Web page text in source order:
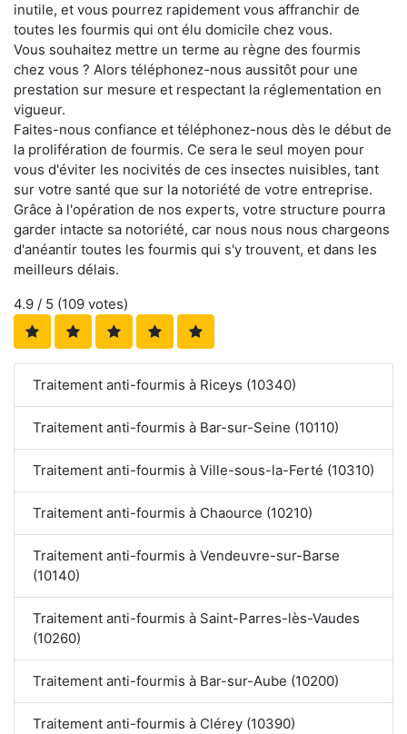
inutile, et vous pourrez rapidement vous affranchir de
toutes les fourmis qui ont élu domicile chez vous.
Vous souhaitez mettre un terme au règne des fourmis
chez vous ? Alors téléphonez-nous aussitôt pour une
prestation sur mesure et respectant la réglementation en
vigueur.
Faites-nous confiance et téléphonez-nous dès le début de
la prolifération de fourmis. Ce sera le seul moyen pour
vous d'éviter les nocivités de ces insectes nuisibles, tant
sur votre santé que sur la notoriété de votre entreprise.
Grâce à l'opération de nos experts, votre structure pourra
garder intacte sa notoriété, car nous nous nous chargeons
d'anéantir toutes les fourmis qui s'y trouvent, et dans les
meilleurs délais.
4.9 / 5 (109 votes)
Traitement anti-fourmis à Riceys (10340)
Traitement anti-fourmis à Bar-sur-Seine (10110)
Traitement anti-fourmis à Ville-sous-la-Ferté (10310)
Traitement anti-fourmis à Chaource (10210)
Traitement anti-fourmis à Vendeuvre-sur-Barse
(10140)
Traitement anti-fourmis à Saint-Parres-lès-Vaudes
(10260)
Traitement anti-fourmis à Bar-sur-Aube (10200)
Traitement anti-fourmis à Clérey (10390)